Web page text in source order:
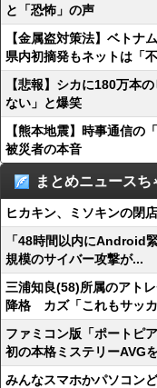
と「恐怖」の声
【金属盗対策法】ベトナ
県内初摘発もネットは「
【悲報】シカに180万本
ない」と爆笑
【熊本地震】時事通信の
被災者の本音
まとめニュース
ヒカキン、ミソキンの閉
「48時間以内にAndroid
規模のサイバー攻撃が...
三浦知良(58)所属のアト
降格 カズ「これもサッ
ファミコン版「ポートピ
初の本格ミステリーAVG
みんなスマホかパソコン